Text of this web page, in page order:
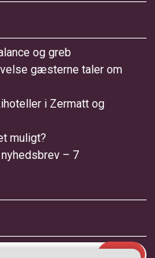
og greb
gæsterne taler om
i Zermatt og
muligt?
– 7